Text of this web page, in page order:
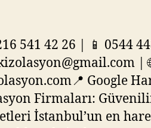
541 42 26 | 📱 0544
|
Google
Firmaları:
İstanbul’un en